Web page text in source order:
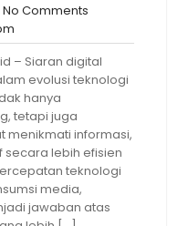
No Comments
pm
– Siaran digital
evolusi teknologi
hanya
tetapi juga
menikmati informasi,
secara lebih efisien
teknologi
media,
jawaban atas